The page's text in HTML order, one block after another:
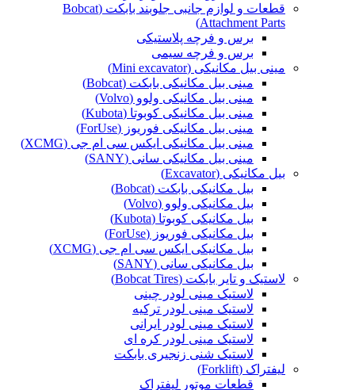
قطعات و لوازم جانبی جلوبند بابکت (Bobcat
Attachment Parts)
برس و فرچه پلاستیکی
برس و فرچه سیمی
مینی بیل مکانیکی (Mini excavator)
مینی بیل مکانیکی بابکت (Bobcat)
مینی بیل مکانیکی ولوو (Volvo)
مینی بیل مکانیکی کوبوتا (Kubota)
مینی بیل مکانیکی فوریوز (ForUse)
مینی بیل مکانیکی ایکس سی ام جی (XCMG)
مینی بیل مکانیکی سانی (SANY)
بیل مکانیکی (Excavator)
بیل مکانیکی بابکت (Bobcat)
بیل مکانیکی ولوو (Volvo)
بیل مکانیکی کوبوتا (Kubota)
بیل مکانیکی فوریوز (ForUse)
بیل مکانیکی ایکس سی ام جی (XCMG)
بیل مکانیکی سانی (SANY)
لاستیک و تایر بابکت (Bobcat Tires)
لاستیک مینی لودر چینی
لاستیک مینی لودر ترکیه
لاستیک مینی لودر ایرانی
لاستیک مینی لودر کره ای
لاستیک شنی زنجیری بابکت
لیفتراک (Forklift)
قطعات موتور لیفتراک